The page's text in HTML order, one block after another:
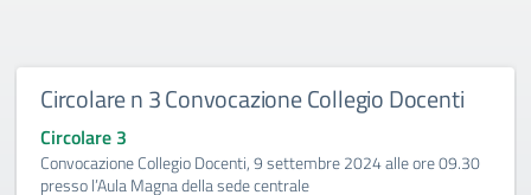
Circolare n 3 Convocazione Collegio Docenti
Circolare 3
Convocazione Collegio Docenti, 9 settembre 2024 alle ore 09.30
presso l’Aula Magna della sede centrale